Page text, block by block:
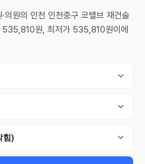
의원의 인천 인천중구 코밸브 재건술
535,810원, 최저가 535,810원이에
힘)